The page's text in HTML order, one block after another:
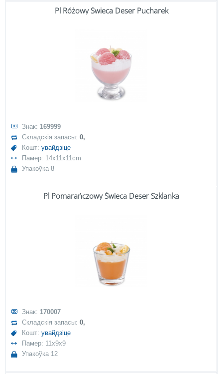
Pl Różowy Świeca Deser Pucharek
Знак: 169999
Складскія запасы:0,
Кошт:увайдзіце
Памер: 14x11x11cm
Упакоўка 8
Pl Pomarańczowy Świeca Deser Szklanka
Знак: 170007
Складскія запасы:0,
Кошт:увайдзіце
Памер: 11x9x9
Упакоўка 12